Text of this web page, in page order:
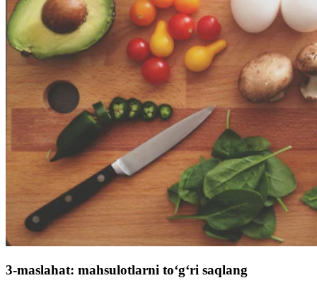
3-maslahat: mahsulotlarni to‘g‘ri saqlang